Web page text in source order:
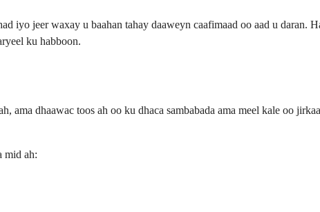
iyo jeer waxay u baahan tahay daaweyn caafimaad oo aad u daran.
ku habboon.
ama dhaawac toos ah oo ku dhaca sambabada ama meel kale oo
mid ah: